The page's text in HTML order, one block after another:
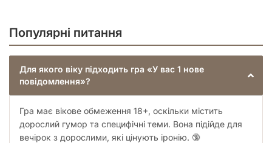
Популярні питання
Для якого віку підходить гра «У вас 1 нове
повідомлення»?
Гра має вікове обмеження 18+, оскільки містить
дорослий гумор та специфічні теми. Вона підійде для
вечірок з дорослими, які цінують іронію. 🔞